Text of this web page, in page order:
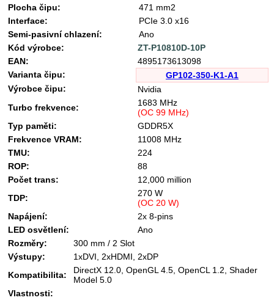
Plocha čipu:
471 mm2
Interface:
PCIe 3.0 x16
Semi-pasivní chlazení:
Ano
Kód výrobce:
ZT-P10810D-10P
EAN:
4895173613098
Varianta čipu:
GP102-350-K1-A1
Výrobce čipu:
Nvidia
Turbo frekvence:
1683 MHz
(OC 99 MHz)
Typ paměti:
GDDR5X
Frekvence VRAM:
11008 MHz
TMU:
224
ROP:
88
Počet trans:
12,000 million
TDP:
270 W
(OC 20 W)
Napájení:
2x 8-pins
LED osvětlení:
Ano
Rozměry:
300 mm / 2 Slot
Výstupy:
1xDVI, 2xHDMI, 2xDP
Kompatibilita:
DirectX 12.0, OpenGL 4.5, OpenCL 1.2, Shader
Model 5.0
Vlastnosti: